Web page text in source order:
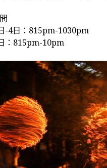
-4日：815pm-1030pm
：815pm-10pm